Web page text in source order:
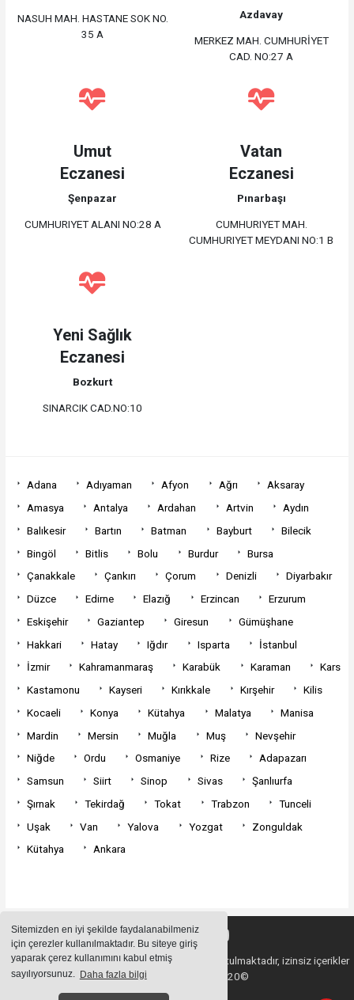
Sitemizden en iyi şekilde faydalanabilmeniz
için çerezler kullanılmaktadır. Bu siteye giriş
yaparak çerez kullanımını kabul etmiş
sayılıyorsunuz. Daha fazla bilgi
NASUH MAH. HASTANE SOK NO.
35 A
Azdavay
MERKEZ MAH. CUMHURİYET
CAD. NO:27 A
Umut
Eczanesi
Şenpazar
CUMHURIYET ALANI NO:28 A
Vatan
Eczanesi
Pınarbaşı
CUMHURIYET MAH.
CUMHURIYET MEYDANI NO:1 B
Yeni Sağlık
Eczanesi
Bozkurt
SINARCIK CAD.NO:10
Adana Adıyaman Afyon Ağrı
Aksaray
Amasya
Antalya Ardahan Artvin
Aydın
Balıkesir
Bartın Batman Bayburt
Bilecik
Bingöl
Bitlis Bolu Burdur
Bursa
Çanakkale
Çankırı Çorum Denizli
Diyarbakır
Düzce
Edirne Elazığ Erzincan
Erzurum
Eskişehir
Gaziantep Giresun
Gümüşhane
Hakkari
Hatay Iğdır Isparta
İstanbul
İzmir
Kahramanmaraş Karabük Karaman
Kars
Kastamonu
Kayseri Kırıkkale Kırşehir
Kilis
Kocaeli
Konya Kütahya Malatya
Manisa
Mardin
Mersin Muğla Muş
Nevşehir
Niğde
Ordu Osmaniye Rize
Adapazarı
Samsun
Siirt Sinop Sivas
Şanlıurfa
Şırnak
Tekirdağ Tokat Trabzon
Tunceli
Uşak
Van Yalova Yozgat
Zonguldak
Kütahya
Ankara
Sitemizde bulunan içeriklerin tüm hakları saklı tutulmaktadır, izinsiz içerikler
kullanılamaz. Copyright 2020©